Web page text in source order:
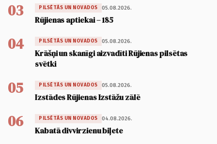
03 PILSĒTĀS UN NOVADOS 05.08.2026.
Rūjienas aptiekai – 185
04 PILSĒTĀS UN NOVADOS 05.08.2026.
Krāšņi un skanīgi aizvadīti Rūjienas pilsētas
svētki
05 PILSĒTĀS UN NOVADOS 05.08.2026.
Izstādes Rūjienas Izstāžu zālē
06 PILSĒTĀS UN NOVADOS 04.08.2026.
Kabatā divvirzienu biļete